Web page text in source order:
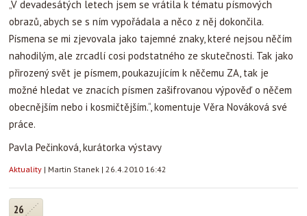
Pavla Pečinková, kurátorka výstavy
Aktuality | Martin Stanek|26.4.2010 16:42
26
4
Vychází Salvatoria II - Umění v kostele
šedesátinám Tomáše Halíka, a mapuje dvacet let uměleckých
aktivit v našem kostele. Toto veledílo, prošpikované reprodukcemi